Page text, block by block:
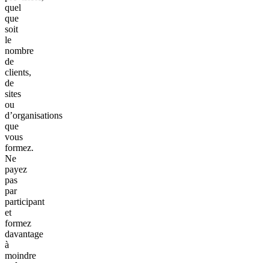
quel
que
soit
le
nombre
de
clients,
de
sites
ou
d’organisations
que
vous
formez.
Ne
payez
pas
par
participant
et
formez
davantage
à
moindre